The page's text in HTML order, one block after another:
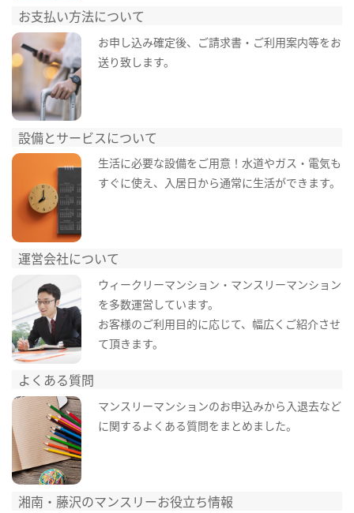
お支払い方法について
お申し込み確定後、ご請求書・ご利用案内等をお
送り致します。
設備とサービスについて
生活に必要な設備をご用意！水道やガス・電気も
すぐに使え、入居日から通常に生活ができます。
運営会社について
ウィークリーマンション・マンスリーマンション
を多数運営しています。
お客様のご利用目的に応じて、幅広くご紹介させ
て頂きます。
よくある質問
マンスリーマンションのお申込みから入退去など
に関するよくある質問をまとめました。
湘南・藤沢のマンスリーお役立ち情報